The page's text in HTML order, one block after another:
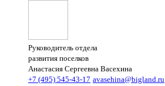
Руководитель отдела
развития поселков
Анастасия Сергеевна Васехина
+7 (495) 545-43-17 avasehina@bigland.ru